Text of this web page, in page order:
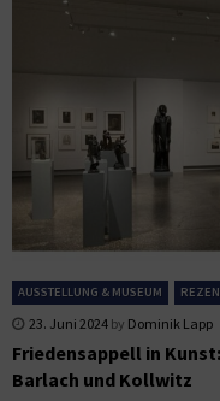
AUSSTELLUNG & MUSEUM
23. Juni 2024 by Dominik Lapp
Friedensappell in
Barlach und Kollwitz